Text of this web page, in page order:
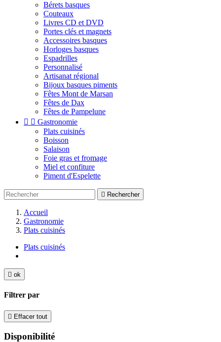
Bérets basques
Couteaux
Livres CD et DVD
Portes clés et magnets
Accessoires basques
Horloges basques
Espadrilles
Personnalisé
Artisanat régional
Bijoux basques piments
Fêtes Mont de Marsan
Fêtes de Dax
Fêtes de Pampelune
  Gastronomie
Plats cuisinés
Boisson
Salaison
Foie gras et fromage
Miel et confiture
Piment d'Espelette
 Rechercher
Accueil
Gastronomie
Plats cuisinés
Plats cuisinés
 ok
Filtrer par
 Effacer tout
Disponibilité